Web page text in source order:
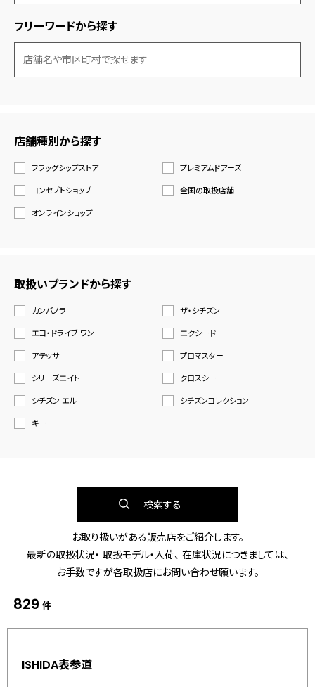
フリーワードから探す
店舗種別から探す
フラッグシップストア
プレミアムドアーズ
コンセプトショップ
全国の取扱店舗
オンラインショップ
取扱いブランドから探す
カンパノラ
ザ・シチズン
エコ・ドライブ ワン
エクシード
アテッサ
プロマスター
シリーズエイト
クロスシー
シチズン エル
シチズンコレクション
キー
検索する
お取り扱いがある販売店をご紹介します。
最新の取扱状況・ 取扱モデル・入荷、 在庫状況につきましては、
お手数ですが各取扱店にお問い合わせ願います。
829 件
ISHIDA表参道